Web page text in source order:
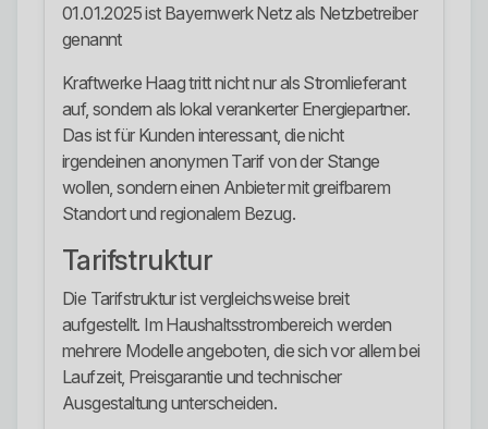
01.01.2025 ist Bayernwerk Netz als Netzbetreiber
genannt
Kraftwerke Haag tritt nicht nur als Stromlieferant
auf, sondern als lokal verankerter Energiepartner.
Das ist für Kunden interessant, die nicht
irgendeinen anonymen Tarif von der Stange
wollen, sondern einen Anbieter mit greifbarem
Standort und regionalem Bezug.
Tarifstruktur
Die Tarifstruktur ist vergleichsweise breit
aufgestellt. Im Haushaltsstrombereich werden
mehrere Modelle angeboten, die sich vor allem bei
Laufzeit, Preisgarantie und technischer
Ausgestaltung unterscheiden.